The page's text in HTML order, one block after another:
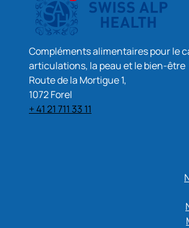
Compléments alimentaires pour le
articulations, la peau et le bien-être
Route de la Mortigue 1,
1072 Forel
+ 41 21 711 33 11